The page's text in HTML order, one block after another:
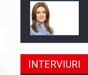
INTERVIURI